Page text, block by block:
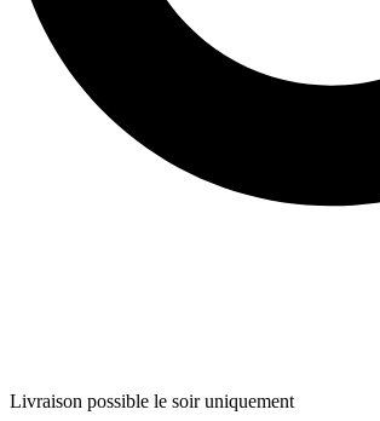
Livraison possible le soir uniquement